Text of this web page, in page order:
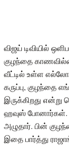
விஜய் டிவியில்
குழந்தை
வீட்டில் உள்ள
கருப்பு, குழந்தை
இருக்கிறது
ஹவுஸ் போனார்கள்.
அழுதார். பின்
இதை பார்த்து